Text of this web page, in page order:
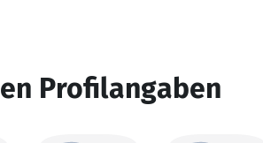
Profilangaben